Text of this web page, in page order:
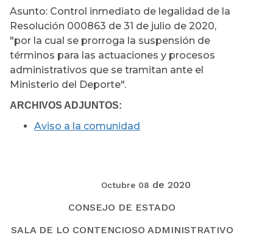
Asunto: Control inmediato de legalidad de la
Resolución 000863 de 31 de julio de 2020,
"por la cual se prorroga la suspensión de
términos para las actuaciones y procesos
administrativos que se tramitan ante el
Ministerio del Deporte".
ARCHIVOS ADJUNTOS:
Aviso a la comunidad
Octubre 08 de 2020
CONSEJO DE ESTADO
SALA DE LO CONTENCIOSO ADMINISTRATIVO